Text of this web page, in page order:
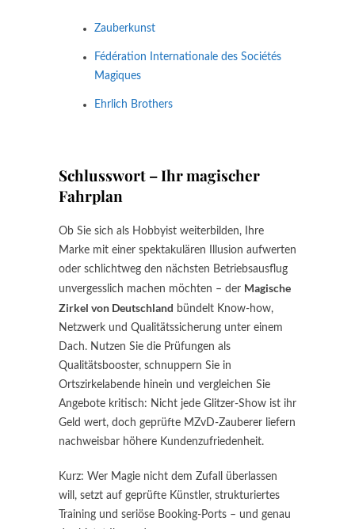
Zauberkunst
Fédération Internationale des Sociétés
Magiques
Ehrlich Brothers
Schlusswort – Ihr magischer
Fahrplan
Ob Sie sich als Hobbyist weiterbilden, Ihre
Marke mit einer spektakulären Illusion aufwerten
oder schlichtweg den nächsten Betriebsausflug
unvergesslich machen möchten – der Magische
Zirkel von Deutschland bündelt Know-how,
Netzwerk und Qualitätssicherung unter einem
Dach. Nutzen Sie die Prüfungen als
Qualitätsbooster, schnuppern Sie in
Ortszirkelabende hinein und vergleichen Sie
Angebote kritisch: Nicht jede Glitzer-Show ist ihr
Geld wert, doch geprüfte MZvD-Zauberer liefern
nachweisbar höhere Kundenzufriedenheit.
Kurz: Wer Magie nicht dem Zufall überlassen
will, setzt auf geprüfte Künstler, strukturiertes
Training und seriöse Booking-Ports – und genau